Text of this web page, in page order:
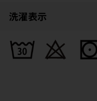
洗濯表示